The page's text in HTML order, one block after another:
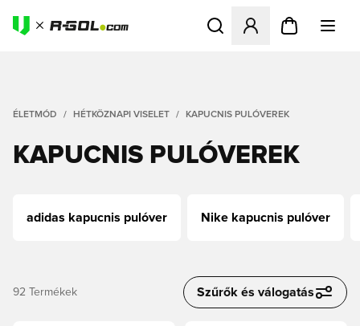
Megnyit egy modált a
ÉLETMÓD HÉTKÖZNAPI VISELET KAPUCNIS PULÓVEREK
KAPUCNIS PULÓVEREK
adidas kapucnis pulóver Nike kapucnis pulóver
92 Termékek Szűrők és válogatás